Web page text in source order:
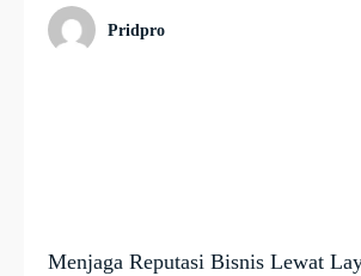
Pridpro
Menjaga Reputasi Bisnis Lewat